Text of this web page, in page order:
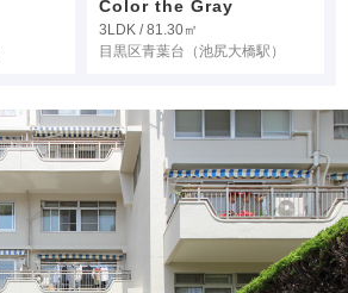
Color the Gray
3LDK / 81.30㎡
目黒区青葉台 （池尻大橋駅）